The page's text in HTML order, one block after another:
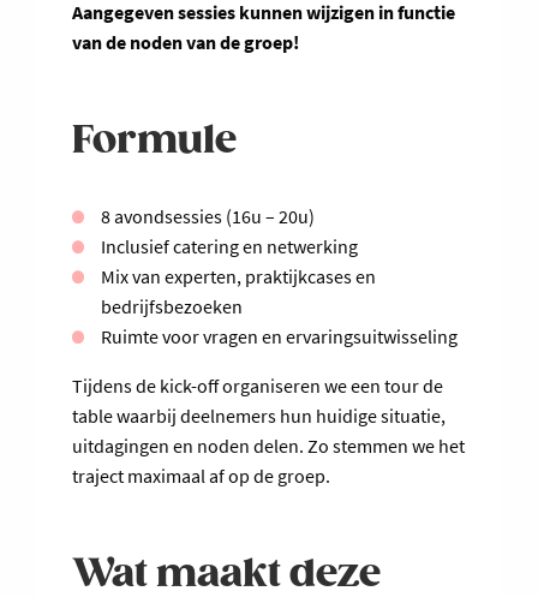
Aangegeven sessies kunnen wijzigen in functie
van de noden van de groep!
Formule
8 avondsessies (16u – 20u)
Inclusief catering en netwerking
Mix van experten, praktijkcases en
bedrijfsbezoeken
Ruimte voor vragen en ervaringsuitwisseling
Tijdens de kick-off organiseren we een tour de
table waarbij deelnemers hun huidige situatie,
uitdagingen en noden delen. Zo stemmen we het
traject maximaal af op de groep.
Wat maakt deze